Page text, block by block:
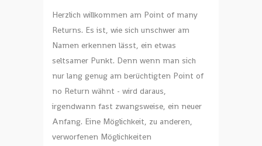
Herzlich willkommen am Point of many
Returns. Es ist, wie sich unschwer am
Namen erkennen lässt, ein etwas
seltsamer Punkt. Denn wenn man sich
nur lang genug am berüchtigten Point of
no Return wähnt - wird daraus,
irgendwann fast zwangsweise, ein neuer
Anfang. Eine Möglichkeit, zu anderen,
verworfenen Möglichkeiten